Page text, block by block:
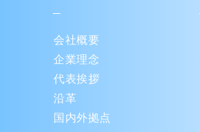
会社概要
企業理念
代表挨拶
沿革
国内外拠点